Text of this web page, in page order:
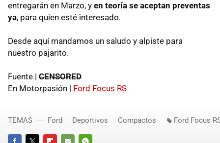
entregarán en Marzo, y en teoría se aceptan preventas
ya, para quien esté interesado.
Desde aquí mandamos un saludo y alpiste para
nuestro pajarito.
Fuente | CENSORED
En Motorpasión | Ford Focus RS
TEMAS Ford Deportivos Compactos Ford Focus